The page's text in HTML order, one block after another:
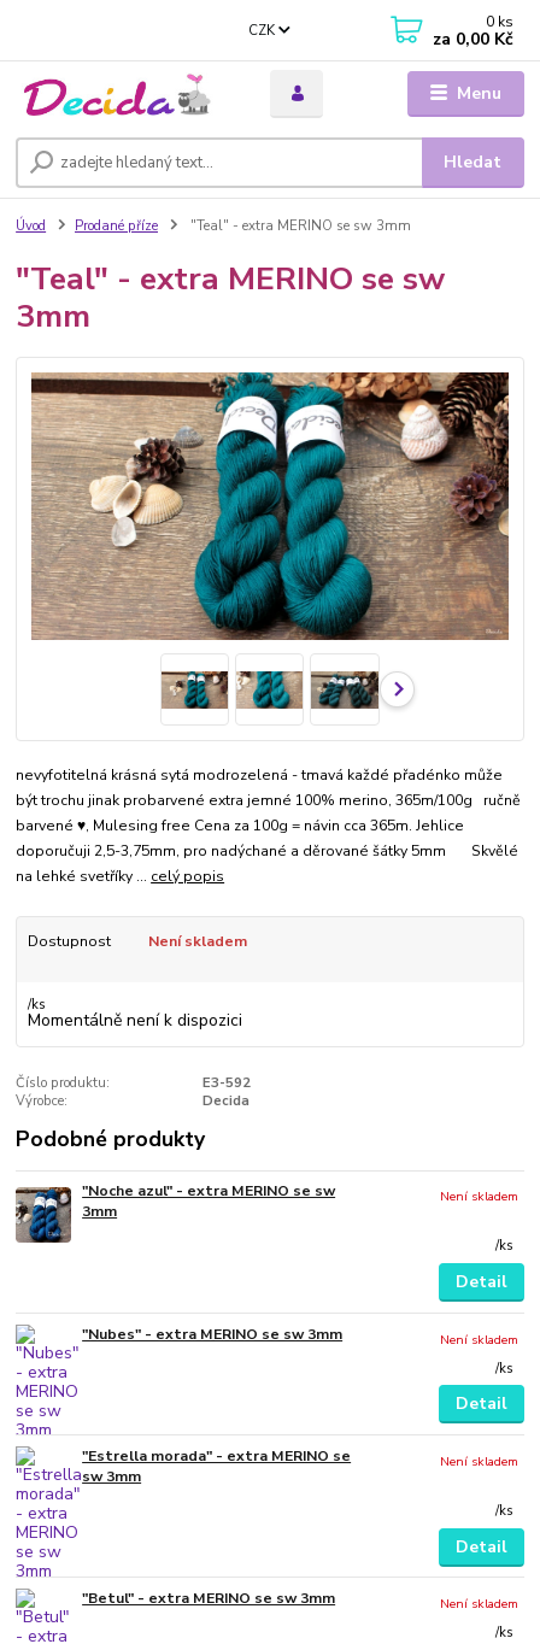
Menu
CZK
Hledat
0 ks
za 0,00 Kč
Úvod Prodané příze "Teal" - extra MERINO se sw 3mm
"Teal" - extra MERINO se sw
3mm
nevyfotitelná krásná sytá modrozelená - tmavá každé přadénko může
být trochu jinak probarvené extra jemné 100% merino, 365m/100g ručně
barvené ♥, Mulesing free Cena za 100g = návin cca 365m. Jehlice
doporučuji 2,5-3,75mm, pro nadýchané a děrované šátky 5mm Skvělé
na lehké svetříky ... celý popis
Dostupnost Není skladem
/ks
Momentálně není k dispozici
Číslo produktu:
E3-592
Výrobce:
Decida
Podobné produkty
"Noche azul" - extra MERINO se sw
3mm
/ks
Není skladem
Detail
"Nubes" - extra MERINO se sw 3mm
/ks
Není skladem
Detail
"Estrella morada" - extra MERINO se
sw 3mm
/ks
Není skladem
Detail
"Betul" - extra MERINO se sw 3mm
/ks
Není skladem